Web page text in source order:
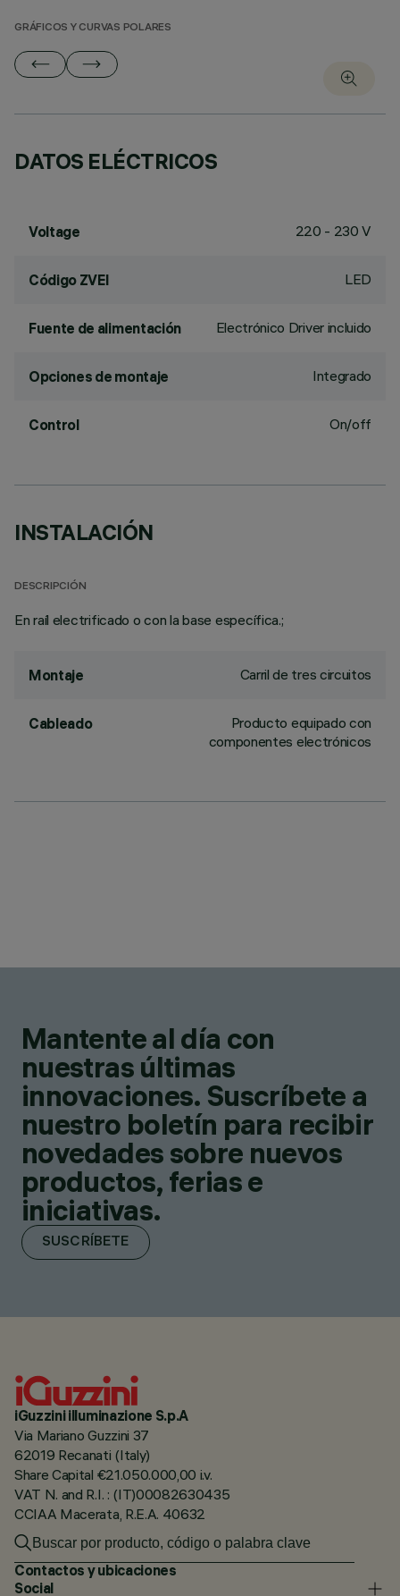
GRÁFICOS Y CURVAS POLARES
DATOS ELÉCTRICOS
Voltage 220 - 230 V
Código ZVEI LED
Fuente de alimentación Electrónico Driver incluido
Opciones de montaje Integrado
Control On/off
INSTALACIÓN
DESCRIPCIÓN
En raíl electrificado o con la base específica.;
Montaje Carril de tres circuitos
Cableado
Producto equipado con
componentes electrónicos
Mantente al día con
nuestras últimas
innovaciones. Suscríbete a
nuestro boletín para recibir
novedades sobre nuevos
productos, ferias e
iniciativas.
SUSCRÍBETE
iGuzzini illuminazione S.p.A
Via Mariano Guzzini 37
62019 Recanati (Italy)
Share Capital €21.050.000,00 i.v.
VAT N. and R.I. : (IT)00082630435
CCIAA Macerata, R.E.A. 40632
Contactos y ubicaciones
Social